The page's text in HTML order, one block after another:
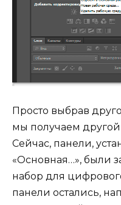
Просто выбрав
мы получаем
Сейчас, панели,
«Основная…», были
набор для
панели остались,